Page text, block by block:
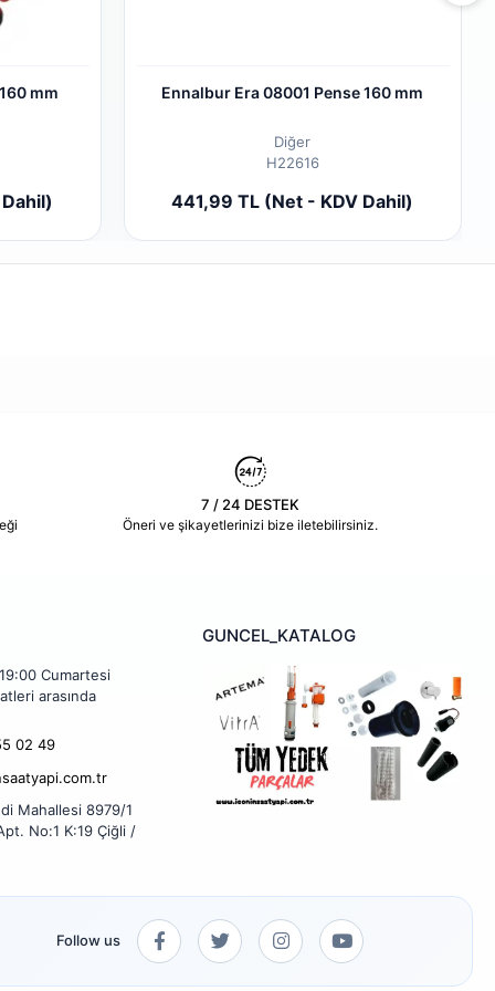
mm Ennalbur Era 08001 Pense 160 mm
Diğer
H22616
441,99 TL (Net - KDV Dahil)
7 / 24 DESTEK
Öneri ve şikayetlerinizi bize iletebilirsiniz.
Cumartesi
arasında
02 49
Mahallesi 8979/1
No:1 K:19 Çiğli /
GUNCEL_KATALOG
Follow us